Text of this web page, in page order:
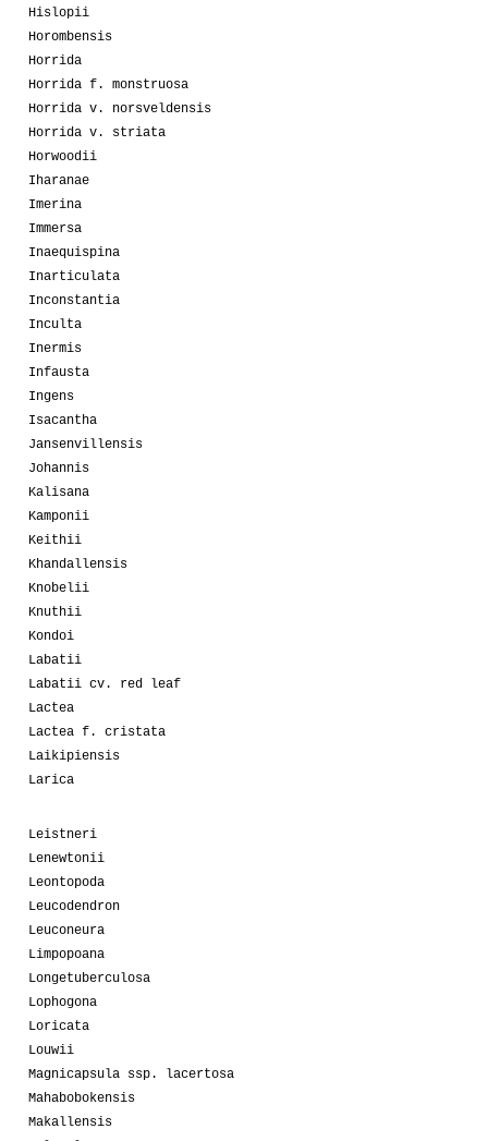
Hislopii
Horombensis
Horrida
Horrida f. monstruosa
Horrida v. norsveldensis
Horrida v. striata
Horwoodii
Iharanae
Imerina
Immersa
Inaequispina
Inarticulata
Inconstantia
Inculta
Inermis
Infausta
Ingens
Isacantha
Jansenvillensis
Johannis
Kalisana
Kamponii
Keithii
Khandallensis
Knobelii
Knuthii
Kondoi
Labatii
Labatii cv. red leaf
Lactea
Lactea f. cristata
Laikipiensis
Larica
Leistneri
Lenewtonii
Leontopoda
Leucodendron
Leuconeura
Limpopoana
Longetuberculosa
Lophogona
Loricata
Louwii
Magnicapsula ssp. lacertosa
Mahabobokensis
Makallensis